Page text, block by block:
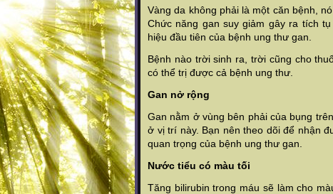
Vàng da không phải là một căn bệnh,
Chức năng gan suy giảm gây ra tích
hiệu đầu tiên của bệnh ung thư gan.
Bệnh nào trời sinh ra, trời cũng cho
có thể trị được cả bệnh ung thư.
Gan nở rộng
Gan nằm ở vùng bên phải của bụng
ở vị trí này. Bạn nên theo dõi để nhận
quan trọng của bệnh ung thư gan.
Nước tiểu có màu tối
Tăng bilirubin trong máu sẽ làm cho